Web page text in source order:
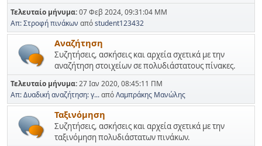
Τελευταίο μήνυμα:07 Φεβ 2024, 09:31:04 ΜΜ
Απ: Στροφή πινάκων απόstudent123432
Αναζήτηση
Συζητήσεις, ασκήσεις και αρχεία σχετικά με την
αναζήτηση στοιχείων σε πολυδιάστατους πίνακες.
Τελευταίο μήνυμα:27 Ιαν 2020, 08:45:11 ΠΜ
Απ: Δυαδική αναζήτηση: γ...απόΛαμπράκης Μανώλης
Ταξινόμηση
Συζητήσεις, ασκήσεις και αρχεία σχετικά με την
ταξινόμηση πολυδιάστατων πινάκων.